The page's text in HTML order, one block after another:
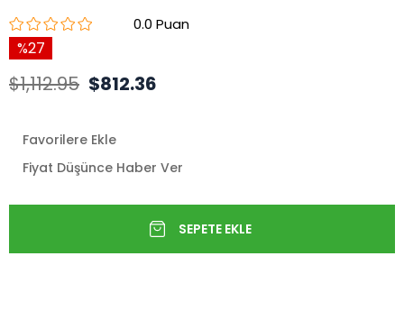
0.0
27
$1,112.95 $812.36
Favorilere Ekle
Fiyat Düşünce Haber Ver